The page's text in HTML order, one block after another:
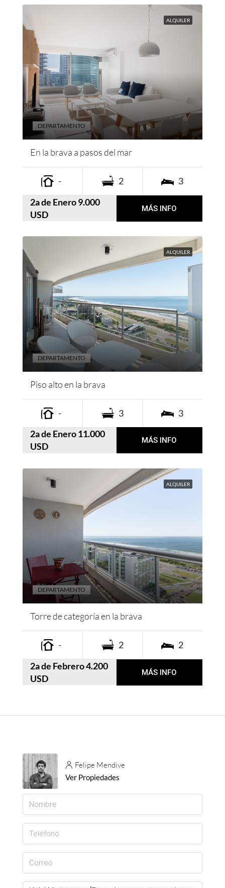
ALQUILER
En la brava a pasos del mar
- 2 3
DEPARTAMENTO
2a de Enero 9.000
USD
MÁS INFO
ALQUILER
Piso alto en la brava
- 3 3
DEPARTAMENTO
2a de Enero 11.000
USD
MÁS INFO
ALQUILER
Torre de categoría en la brava
- 2 2
DEPARTAMENTO
2a de Febrero 4.200
USD
MÁS INFO
Felipe Mendive
Ver Propiedades